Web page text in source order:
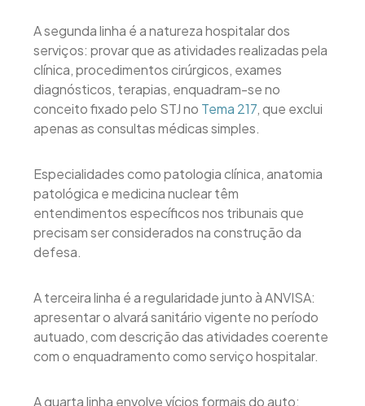
A segunda linha é a natureza hospitalar dos
serviços: provar que as atividades realizadas pela
clínica, procedimentos cirúrgicos, exames
diagnósticos, terapias, enquadram-se no
conceito fixado pelo STJ no Tema 217, que exclui
apenas as consultas médicas simples.
Especialidades como patologia clínica, anatomia
patológica e medicina nuclear têm
entendimentos específicos nos tribunais que
precisam ser considerados na construção da
defesa.
A terceira linha é a regularidade junto à ANVISA:
apresentar o alvará sanitário vigente no período
autuado, com descrição das atividades coerente
com o enquadramento como serviço hospitalar.
A quarta linha envolve vícios formais do auto: